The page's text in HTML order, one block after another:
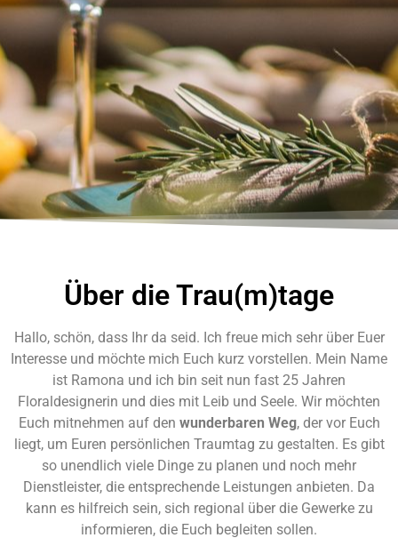
Über die Trau(m)tage
Hallo, schön, dass Ihr da seid. Ich freue mich sehr über Euer
Interesse und möchte mich Euch kurz vorstellen. Mein Name
ist Ramona und ich bin seit nun fast 25 Jahren
Floraldesignerin und dies mit Leib und Seele. Wir möchten
Euch mitnehmen auf den wunderbaren Weg, der vor Euch
liegt, um Euren persönlichen Traumtag zu gestalten. Es gibt
so unendlich viele Dinge zu planen und noch mehr
Dienstleister, die entsprechende Leistungen anbieten. Da
kann es hilfreich sein, sich regional über die Gewerke zu
informieren, die Euch begleiten sollen.